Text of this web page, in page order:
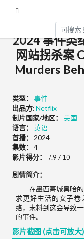
2024 事件类
网站拐杀案
Murders
类型：
事件
出品方: Netflix
制片国家/地区：
美国
语言：
英语
首播：
2024
集数：
4
影片得分：
7.9 / 10
剧情简介：
在墨西哥城黑暗
求更好生活的女子卷
络，未料到这会导致
的事件。
影片截图 (点击可放大)